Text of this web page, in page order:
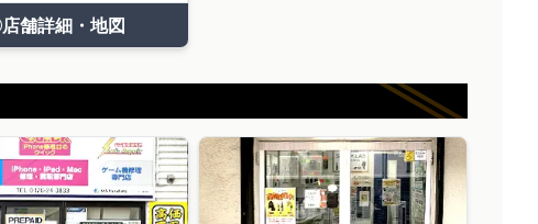
店舗詳細・地図